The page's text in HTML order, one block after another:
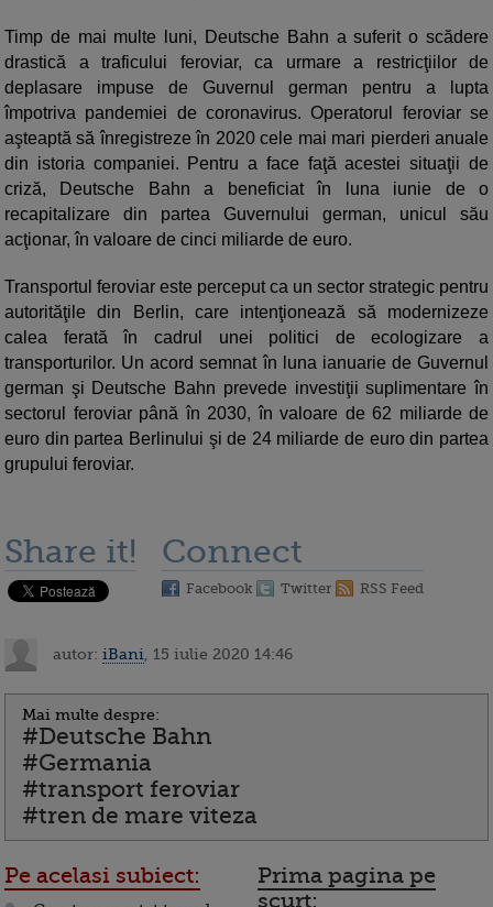
Timp de mai multe luni, Deutsche Bahn a suferit o scădere
drastică a traficului feroviar, ca urmare a restricţiilor de
deplasare impuse de Guvernul german pentru a lupta
împotriva pandemiei de coronavirus. Operatorul feroviar se
aşteaptă să înregistreze în 2020 cele mai mari pierderi anuale
din istoria companiei. Pentru a face faţă acestei situaţii de
criză, Deutsche Bahn a beneficiat în luna iunie de o
recapitalizare din partea Guvernului german, unicul său
acţionar, în valoare de cinci miliarde de euro.
Transportul feroviar este perceput ca un sector strategic pentru
autorităţile din Berlin, care intenţionează să modernizeze
calea ferată în cadrul unei politici de ecologizare a
transporturilor. Un acord semnat în luna ianuarie de Guvernul
german şi Deutsche Bahn prevede investiţii suplimentare în
sectorul feroviar până în 2030, în valoare de 62 miliarde de
euro din partea Berlinului şi de 24 miliarde de euro din partea
grupului feroviar.
Share it! Connect
Facebook Twitter RSS Feed
autor: iBani , 15 iulie 2020 14:46
Mai multe despre:
#Deutsche Bahn
#Germania
#transport feroviar
#tren de mare viteza
Pe acelasi subiect:
Prima pagina pe
scurt: